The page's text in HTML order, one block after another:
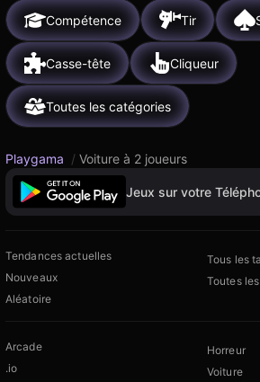
Compétence Tir
Casse-tête Cliqueur
Toutes les catégories
Playgama / Voiture à 2 joueurs
Jeux sur votre
Tendances actuelles
Nouveaux
Aléatoire
Tous les
Toutes
Arcade
.io
Horreur
Voiture